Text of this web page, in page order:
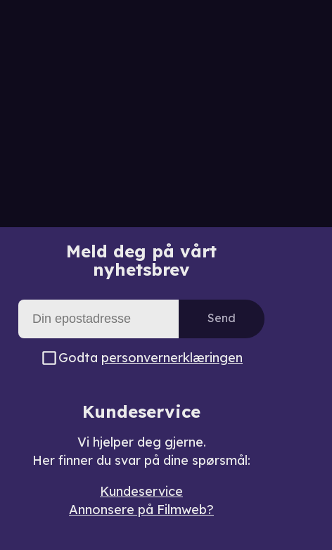
Meld deg på vårt
nyhetsbrev
Send
Godta personvernerklæringen
Kundeservice
Vi hjelper deg gjerne.
Her finner du svar på dine spørsmål:
Kundeservice
Annonsere på Filmweb?